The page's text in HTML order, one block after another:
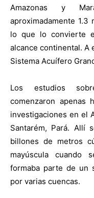
Amazonas y
aproximadamente 1.3
lo que lo convierte
alcance continental. A
Sistema Acuífero
Los estudios
comenzaron apenas
investigaciones en el
Santarém, Pará. Allí
billones de metros
mayúscula cuando
formaba parte de un
por varias cuencas.